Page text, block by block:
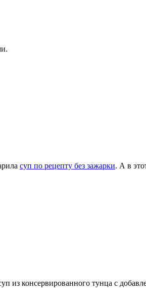
суп по рецепту без зажарки. А в
из консервированного тунца с